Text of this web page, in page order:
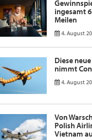
ingesamt
Meilen
4. August
Diese
nimmt
4. August
Von
Polish
Vietnam